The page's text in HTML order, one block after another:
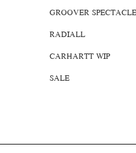
GROOVER
RADIALL
CARHARTT WIP
SALE